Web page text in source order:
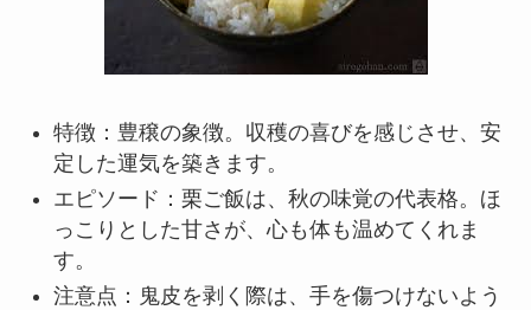
特徴：豊穣の象徴。収穫の喜びを感じさせ、安
定した運気を築きます。
エピソード：栗ご飯は、秋の味覚の代表格。ほ
っこりとした甘さが、心も体も温めてくれま
す。
注意点：鬼皮を剥く際は、手を傷つけないよう